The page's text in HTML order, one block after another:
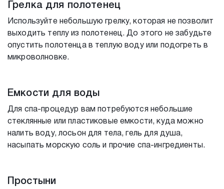
Грелка для полотенец
Используйте небольшую грелку, которая не позволит
выходить теплу из полотенец. До этого не забудьте
опустить полотенца в теплую воду или подогреть в
микроволновке.
Емкости для воды
Для спа-процедур вам потребуются небольшие
стеклянные или пластиковые емкости, куда можно
налить воду, лосьон для тела, гель для душа,
насыпать морскую соль и прочие спа-ингредиенты.
Простыни